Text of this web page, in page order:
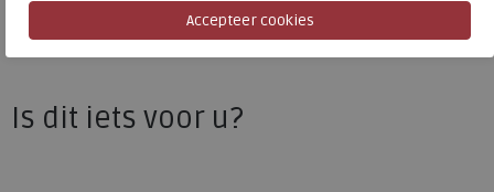
Wolky veterboots
Is dit iets voor u?